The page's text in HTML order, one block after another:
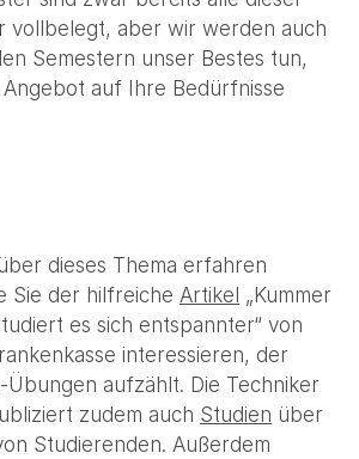
vollbelegt, aber wir werden auch
Semestern unser Bestes tun,
auf Ihre Bedürfnisse
dieses Thema erfahren
Sie der hilfreiche Artikel „Kummer
es sich entspannter“ von
interessieren, der
Übungen aufzählt. Die Techniker
zudem auch Studien über
Studierenden. Außerdem